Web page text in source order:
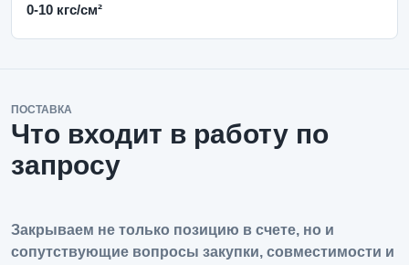
0-10 кгс/см²
ПОСТАВКА
Что входит в работу по
запросу
Закрываем не только позицию в счете, но и
сопутствующие вопросы закупки, совместимости и